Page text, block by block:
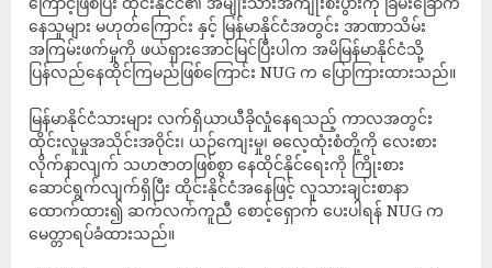
နေသူများ မဟုတ်ကြောင်း နှင့် မြန်မာနိုင်ငံအတွင်း အာဏာသိမ်း
အကြမ်းဖက်မှုကို ဖယ်ရှားအောင်မြင်ပြီးပါက အမိမြန်မာနိုင်ငံသို့
ပြန်လည်နေထိုင်ကြမည်ဖြစ်ကြောင်း NUG က ပြောကြားထားသည်။
မြန်မာနိုင်ငံသားများ လက်ရှိယာယီခိုလှုံနေရသည့် ကာလအတွင်း
ထိုင်းလူမှုအသိုင်းအဝိုင်း၊ ယဉ်ကျေးမှု၊ ဓလေ့ထုံးစံတို့ကို လေးစား
လိုက်နာလျက် သဟဇာတဖြစ်စွာ နေထိုင်နိုင်ရေးကို ကြိုးစား
ဆောင်ရွက်လျက်ရှိပြီး ထိုင်းနိုင်ငံအနေဖြင့် လူသားချင်းစာနာ
ထောက်ထား၍ ဆက်လက်ကူညီ စောင့်ရှောက် ပေးပါရန် NUG က
မေတ္တာရပ်ခံထားသည်။